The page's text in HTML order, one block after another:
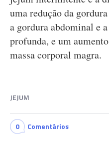
uma redução da
a gordura abdominal e
profunda, e um
massa corporal magra.
JEJUM
0 Comentários